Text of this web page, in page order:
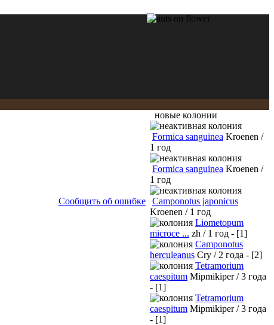
Сообщить об ошибке
новые колонии
Formica sanguinea Kroenen /
1 год
Formica sanguinea Kroenen /
1 год
Camponotus japonicus
Kroenen / 1 год
Liometopum
microce ... zh / 1 год - [1]
Camponotus
herculeanus Cry / 2 года - [2]
Tetramorium
caespitum Mipmikiper / 3 года
- [1]
Tetramorium
caespitum Mipmikiper / 3 года
- [1]